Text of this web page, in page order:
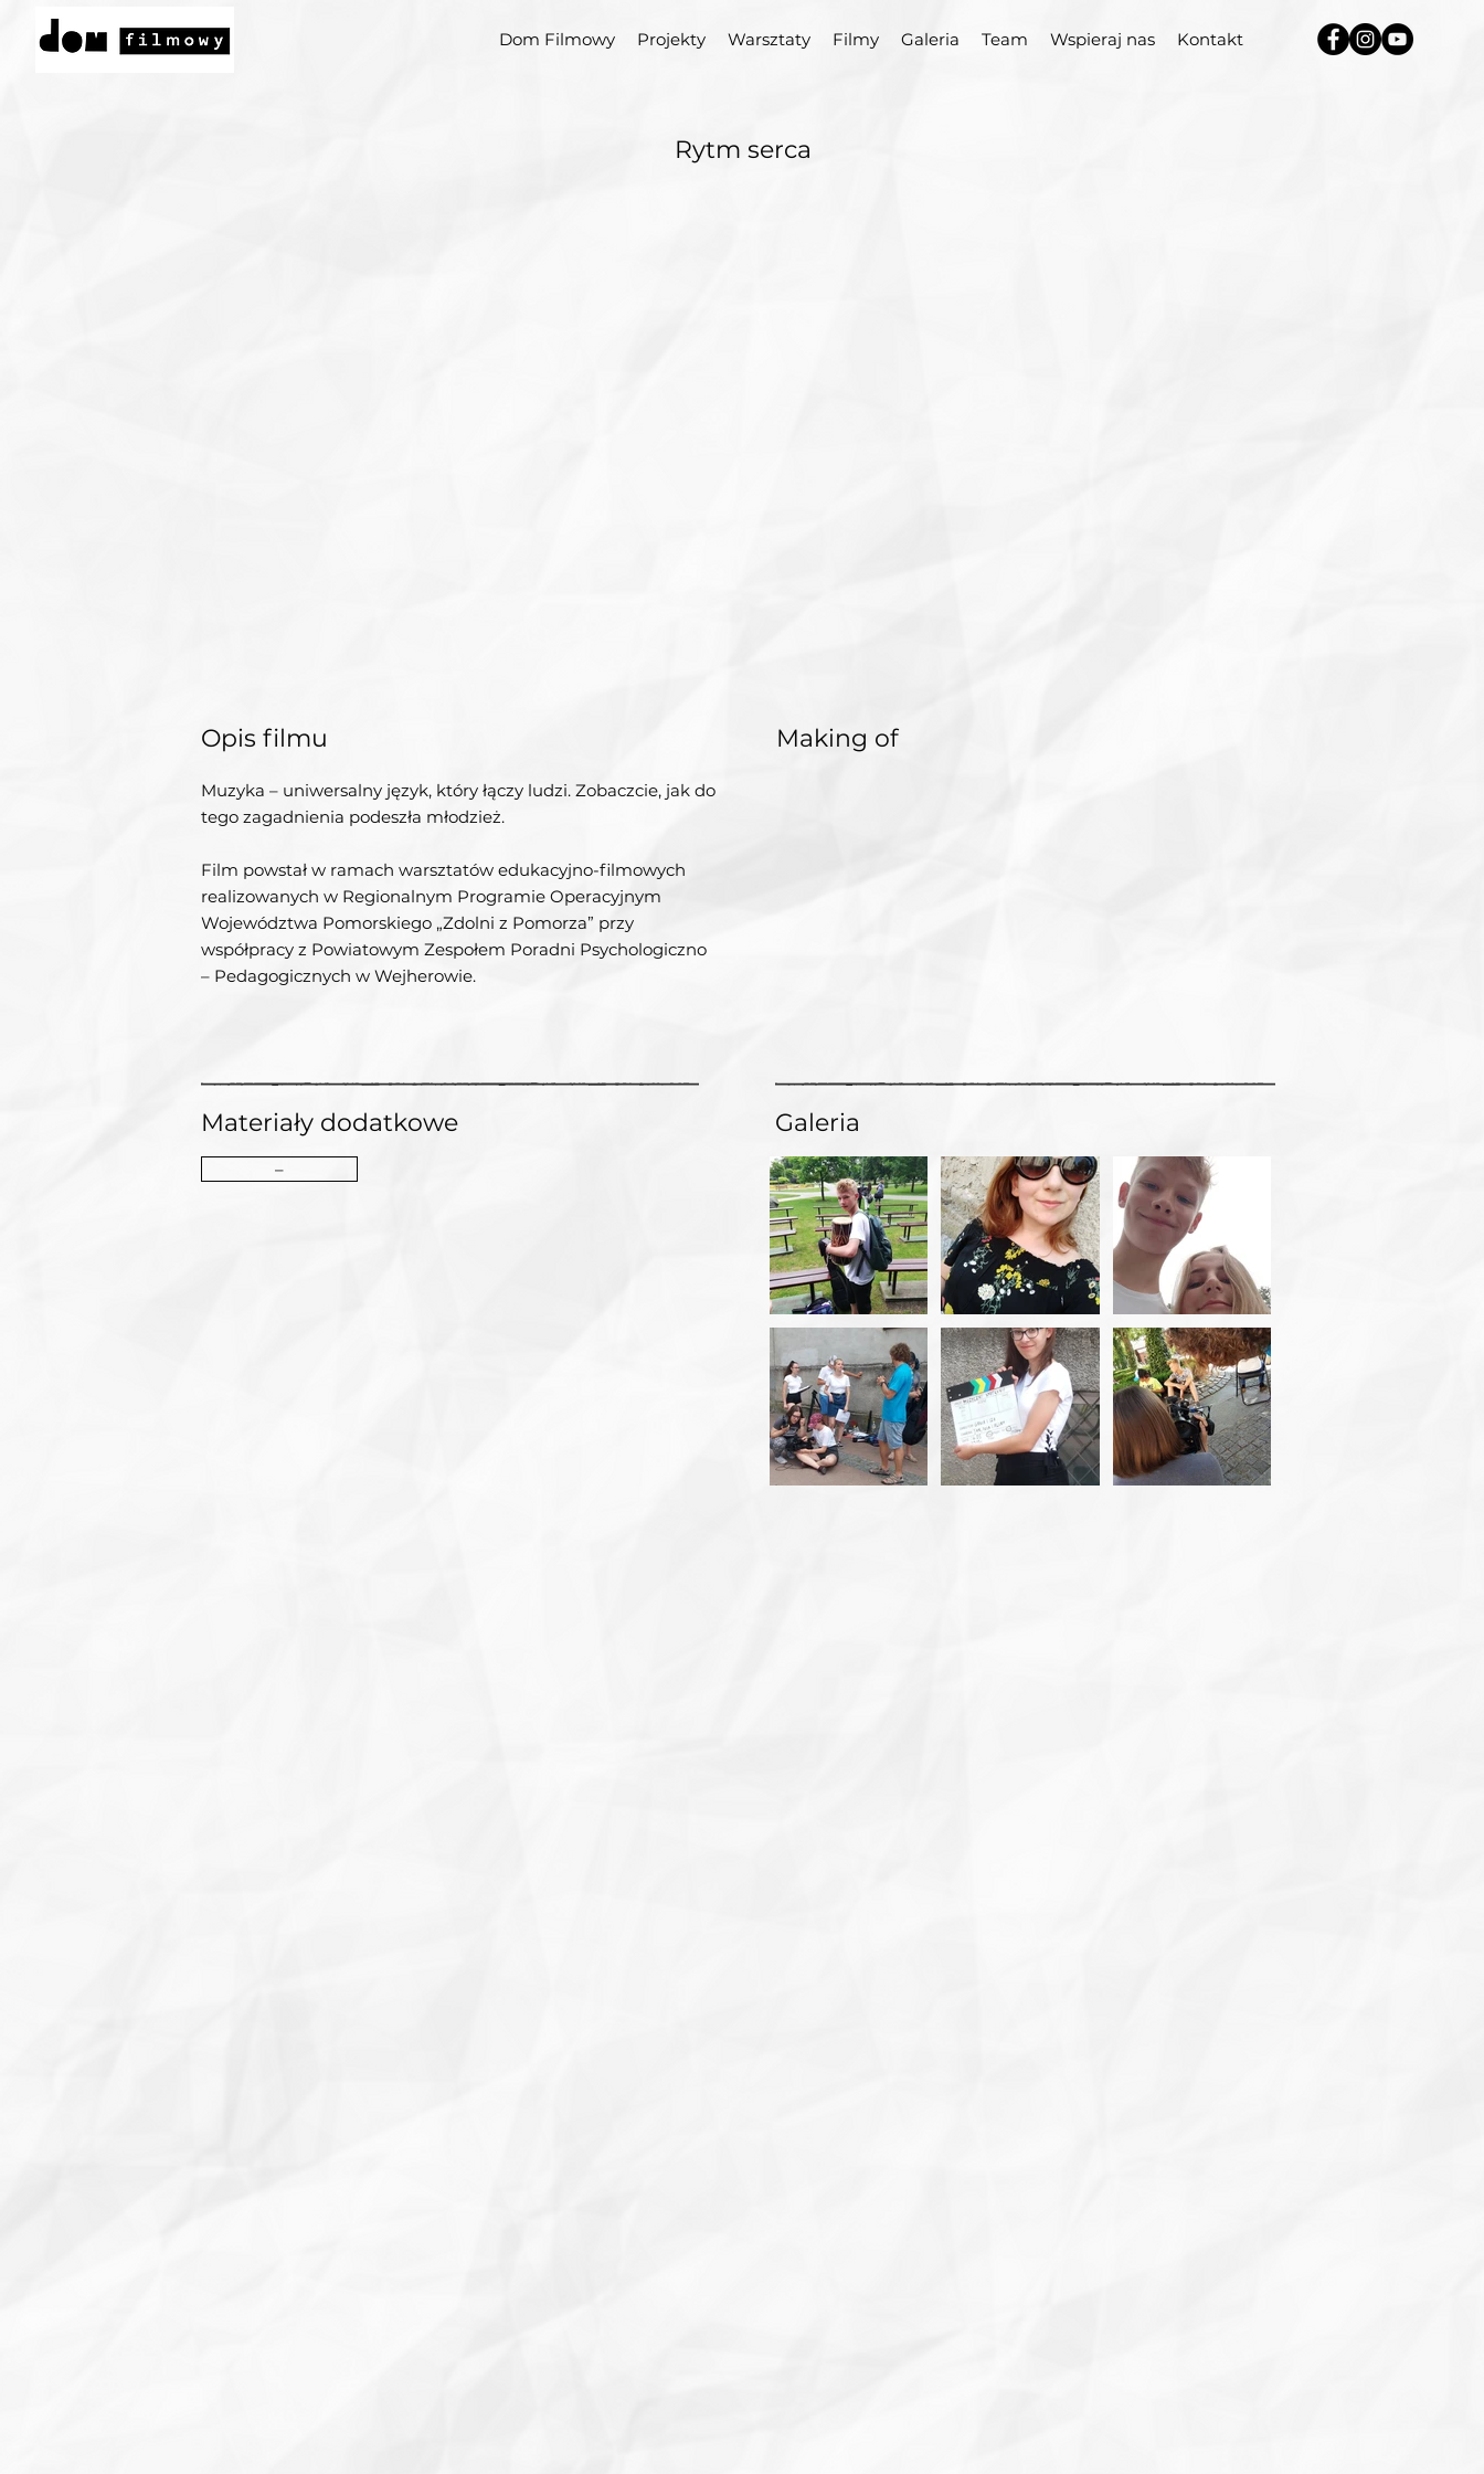
Dom Filmowy Projekty Warsztaty Filmy Galeria Team Wspieraj nas Kontakt
Rytm serca
Opis filmu Making of
Muzyka – uniwersalny język, który łączy ludzi. Zobaczcie, jak do
tego zagadnienia podeszła młodzież.
Film powstał w ramach warsztatów edukacyjno-filmowych
realizowanych w Regionalnym Programie Operacyjnym
Województwa Pomorskiego „Zdolni z Pomorza” przy
współpracy z Powiatowym Zespołem Poradni Psychologiczno
– Pedagogicznych w Wejherowie.
Materiały dodatkowe
–
Galeria